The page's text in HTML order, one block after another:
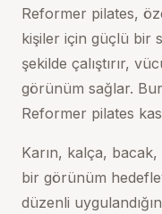
Reformer pilates,
kişiler için güçlü bir
şekilde çalıştırır,
görünüm sağlar.
Reformer pilates
Karın, kalça, bacak,
bir görünüm
düzenli